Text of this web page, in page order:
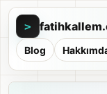
>
Blog